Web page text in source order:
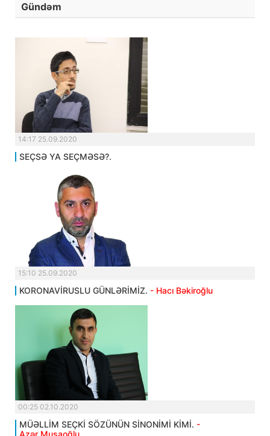
Gündəm
14:17 25.09.2020
SEÇSƏ YA SEÇMƏSƏ?.
15:10 25.09.2020
KORONAVİRUSLU GÜNLƏRİMİZ. - Hacı Bəkiroğlu
00:25 02.10.2020
MÜƏLLİM SEÇKİ SÖZÜNÜN SİNONİMİ KİMİ. -